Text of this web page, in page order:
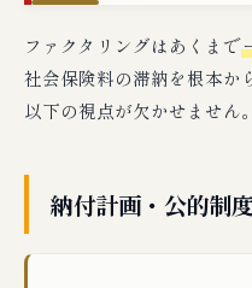
ファクタリングはあくまで
社会保険料の滞納を根本か
以下の視点が欠かせません。
納付計画・公的制